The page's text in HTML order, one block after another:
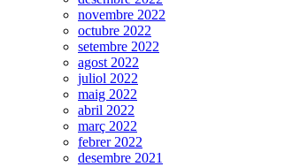
novembre 2022
octubre 2022
setembre 2022
agost 2022
juliol 2022
maig 2022
abril 2022
març 2022
febrer 2022
desembre 2021